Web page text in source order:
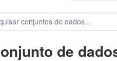
de